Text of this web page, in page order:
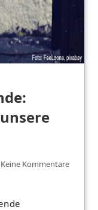
Keine Kommentare